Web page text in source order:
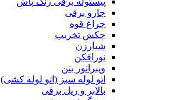
جارو برقی
چراغ قوه
چکش تخریب
شیارزن
نورافکن
ویبراتور بتن
اتو لوله سبز (اتو لوله کشی)
بالابر و ریل برقی